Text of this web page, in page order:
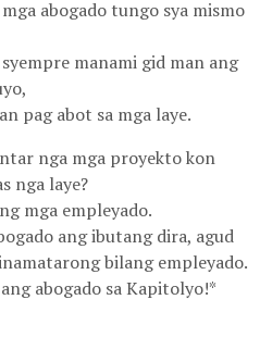
abogado tungo sya mismo
manami gid man ang
pag abot sa mga laye.
nga mga proyekto kon
nga laye?
mga empleyado.
ang ibutang dira, agud
bilang empleyado.
abogado sa Kapitolyo!*